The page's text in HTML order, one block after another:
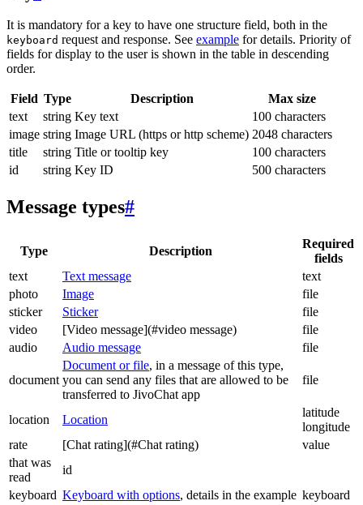
It is mandatory for a key to have one structure field, both in the
keyboard request and response. See example for details. Priority of
fields for display to the user is shown in the table in descending
order.
Field Type Description
Max size
text
string Key text
100 characters
image string Image URL (https or http scheme) 2048 characters
title
string Title or tooltip key
100 characters
id
string Key ID 500 characters
Message types#
Type Description
Required
fields
text
Text message
text
photo
Image
file
sticker
Sticker
file
video
[Video message](#video message)
file
audio
Audio message file
document
Document or file, in a message of this type,
you can send any files that are allowed to be
transferred to JivoChat app
file
location Location
latitude
longitude
rate
[Chat rating](#Chat rating)
value
that was
read
id
keyboard Keyboard with options, details in the example keyboard